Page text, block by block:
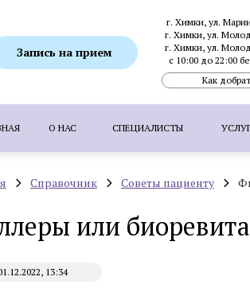
Запись на прием
г. Химки, ул.
г. Химки, ул.
г. Химки, ул.
с 10:00 до 22:00
Как
О НАС СПЕЦИАЛИСТЫ
УСЛУГИ: SMAS-лифтинг
Биоревитализация
Пересадка волос методом FUE
Справочник Советы пациенту
или
13:34